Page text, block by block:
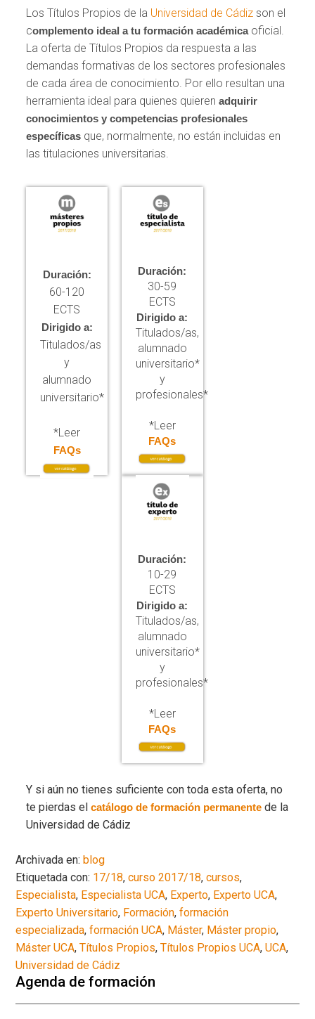
Los Títulos Propios de la Universidad de Cádiz son el
complemento ideal a tu formación académicaoficial.
La oferta de Títulos Propios da respuesta a las
demandas formativas de los sectores profesionales
de cada área de conocimiento. Por ello resultan una
herramienta ideal para quienes quierenadquirir
conocimientos y competencias profesionales
específicas que, normalmente, no están incluidas en
las titulaciones universitarias.
Duración:
60-120
ECTS
Dirigido a:
Titulados/as
y
alumnado
universitario*
*Leer
FAQs
Duración:
30-59
ECTS
Dirigido a:
Titulados/as,
alumnado
universitario*
y
profesionales*
*Leer
FAQs
Duración:
10-29
ECTS
Dirigido a:
Titulados/as,
alumnado
universitario*
y
profesionales*
*Leer
FAQs
Y si aún no tienes suficiente con toda esta oferta, no
te pierdas elcatálogo de formación permanente de la
Universidad de Cádiz
Archivada en:blog
Etiquetada con: 17/18,curso 2017/18,cursos,
Especialista, Especialista UCA, Experto, Experto UCA,
Experto Universitario, Formación,formación
especializada,formación UCA, Máster, Máster propio,
Máster UCA,Títulos Propios,Títulos Propios UCA,UCA,
Universidad de Cádiz
Agenda de formación